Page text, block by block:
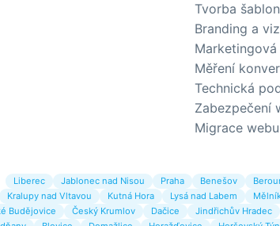
Tvorba
Branding a
Měření
Technická
Zabezpečení
Migrace webu
Liberec Jablonec nad Nisou Praha Benešov
Kralupy nad Vltavou
Kutná Hora Lysá nad Labem
Budějovice
Český Krumlov Dačice Jindřichův Hradec